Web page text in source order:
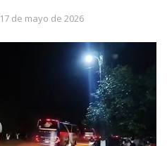
17 de mayo de 2026